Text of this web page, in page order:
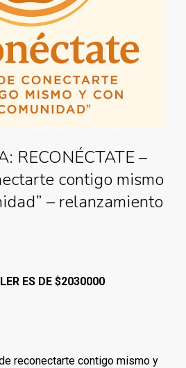
RECONÉCTATE –
contigo mismo
– relanzamiento
ES DE $2030000
reconectarte contigo mismo y